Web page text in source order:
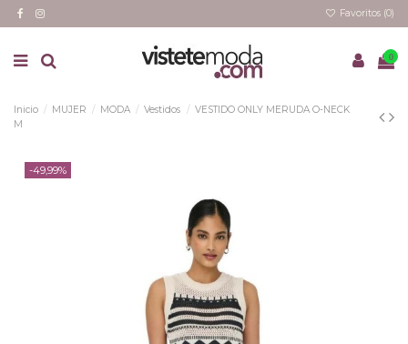
Favoritos (0)
0
Inicio MUJER MODA Vestidos
VESTIDO ONLY MERUDA O-NECK
M
-49,99%